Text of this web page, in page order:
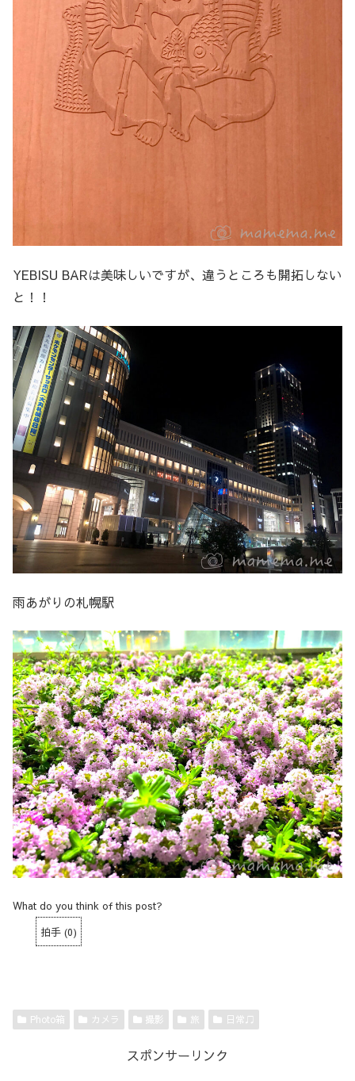
YEBISU BARは美味しいですが、違うところも開拓しない
と！！
雨あがりの札幌駅
What do you think of this post?
拍手 (0)
Photo箱 カメラ 撮影 旅 日常♫
スポンサーリンク